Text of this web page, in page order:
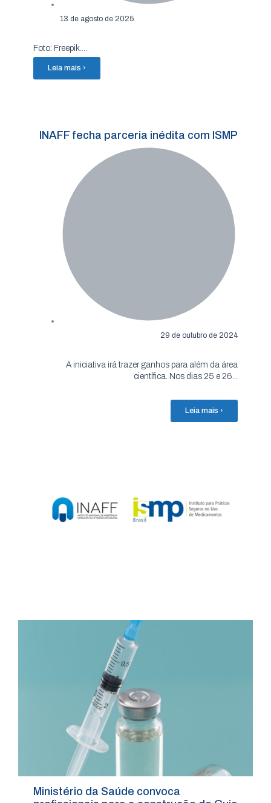
13 de agosto de 2025
Foto: Freepik....
Leia mais ›
INAFF fecha parceria inédita com ISMP
29 de outubro de 2024
A iniciativa irá trazer ganhos para além da área
científica. Nos dias 25 e 26...
Leia mais ›
Ministério da Saúde convoca